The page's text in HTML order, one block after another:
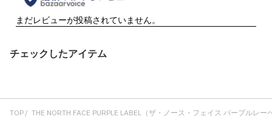
チェックしたアイテム
TOP THE NORTH FACE PURPLE LABEL（ザ・ノース・フェイス パープルレー